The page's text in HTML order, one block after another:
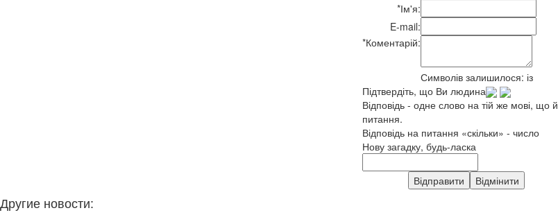
*Ім'я:
E-mail:
*Коментарій:
Символів залишилося: із
Підтвердіть, що Ви людина
Відповідь - одне слово на тій же мові, що й
питання.
Відповідь на питання «скільки» - число
Нову загадку, будь-ласка
Другие новости: